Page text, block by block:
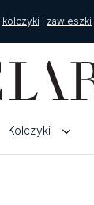
kolczyki i zawieszki
Kolczyki